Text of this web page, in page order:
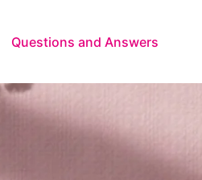
Questions and Answers